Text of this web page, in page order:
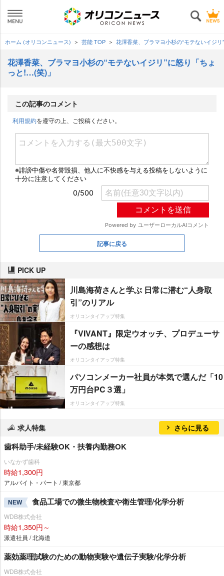
ホーム (オリコンニュース) 芸能 TOP 花澤香菜、ブラマヨ小杉の“モテないイジ
花澤香菜、ブラマヨ小杉の“モテないイジリ”に怒り「ちょ
っと!…(笑)」
この記事のコメント
利用規約を遵守の上、ご投稿ください。
記事に戻る
PICK UP
川島海荷さんと学ぶ 日常に潜む“人身取
引”のリアル
オリコンタイアップ特集
『VIVANT』限定ウオッチ、プロデューサ
ーの感想は
オリコンタイアップ特集
パソコンメーカー社員が本気で選んだ「10
万円台PC３選」
オリコンタイアップ特集
求人特集 さらに見る
歯科助手/未経験OK・扶養内勤務OK
いなかず歯科
時給1,300円
アルバイト・パート / 東京都
NEW 食品工場での微生物検査や衛生管理/化学分析
WDB株式会社
時給1,350円～
派遣社員 / 北海道
薬効薬理試験のための動物実験や遺伝子実験/化学分析
WDB株式会社